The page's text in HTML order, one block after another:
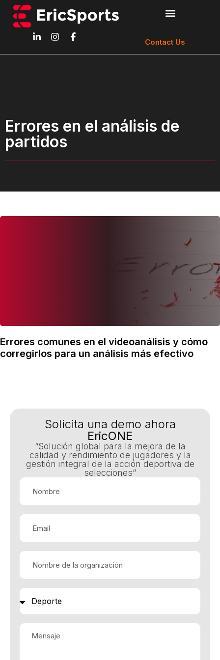
Contact Us
Errores en el análisis de
partidos
Errores comunes en el videoanálisis y cómo
corregirlos para un análisis más efectivo
Solicita una demo ahora
EricONE
“Solución global para la mejora de la
calidad y rendimiento de jugadores y la
gestión integral de la acción deportiva de
selecciones”